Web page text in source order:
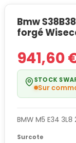
Bmw
forgé
941,60
STOCK
Sur
BMW M5 E34
Surcote